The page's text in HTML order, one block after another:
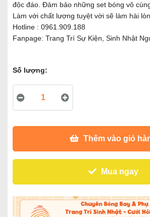
độc đáo. Đảm bảo những set bóng vô
Làm với chất lượng tuyệt vời sẽ làm hài
Hotline : 0961.909.188
Fanpage: Trang Trí Sự Kiện, Sinh Nhật
Số lượng:
Thêm vào giỏ
Mua ngay